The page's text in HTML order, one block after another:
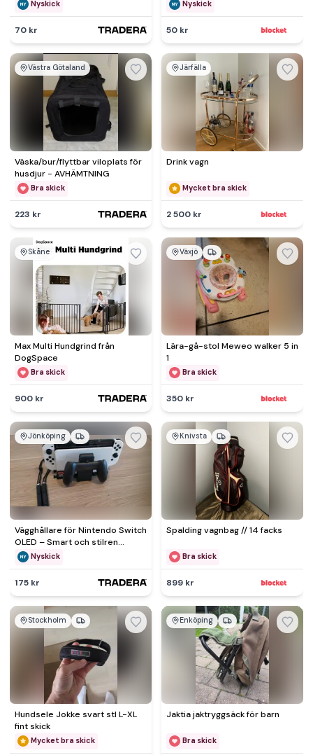
Nyskick
70 kr
Nyskick
50 kr
Västra Götaland
Väska/bur/flyttbar viloplats för
husdjur - AVHÄMTNING
Bra skick
223 kr
Järfälla
Drink vagn
Mycket bra skick
2 500 kr
Skåne
Max Multi Hundgrind från
DogSpace
Bra skick
900 kr
Växjö
Lära-gå-stol Meweo walker 5 in
1
Bra skick
350 kr
Jönköping
Vägghållare för Nintendo Switch
OLED – Smart och stilren
förvaring
Nyskick
175 kr
Knivsta
Spalding vagnbag // 14 facks
Bra skick
899 kr
Stockholm
Hundsele Jokke svart stl L-XL
fint skick
Mycket bra skick
Enköping
Jaktia jaktryggsäck för barn
Bra skick